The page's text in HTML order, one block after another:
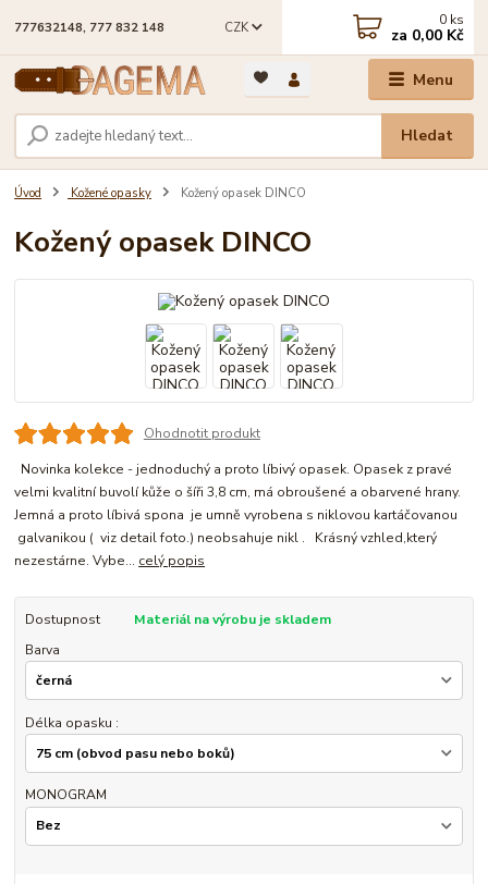
Menu
CZK
Hledat
777632148, 777 832 148 0 ks
za 0,00 Kč
Úvod Kožené opasky Kožený opasek DINCO
Kožený opasek DINCO
Ohodnotit produkt
Novinka kolekce - jednoduchý a proto líbivý opasek. Opasek z pravé
velmi kvalitní buvolí kůže o šíři 3,8 cm, má obroušené a obarvené hrany.
Jemná a proto líbivá spona je umně vyrobena s niklovou kartáčovanou
galvanikou ( viz detail foto.) neobsahuje nikl . Krásný vzhled,který
nezestárne. Vybe... celý popis
Dostupnost
Materiál na výrobu je skladem
Barva
Délka opasku :
MONOGRAM